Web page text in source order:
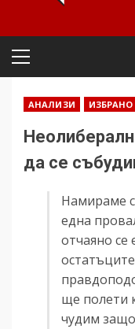
Primary
АНАЛИЗИ ИЗБРАНО
да се
Намираме
една
отчаяно се
ще полети
чудим